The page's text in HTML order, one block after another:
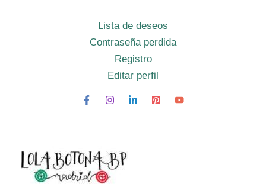
Lista de deseos
Contraseña perdida
Registro
Editar perfil